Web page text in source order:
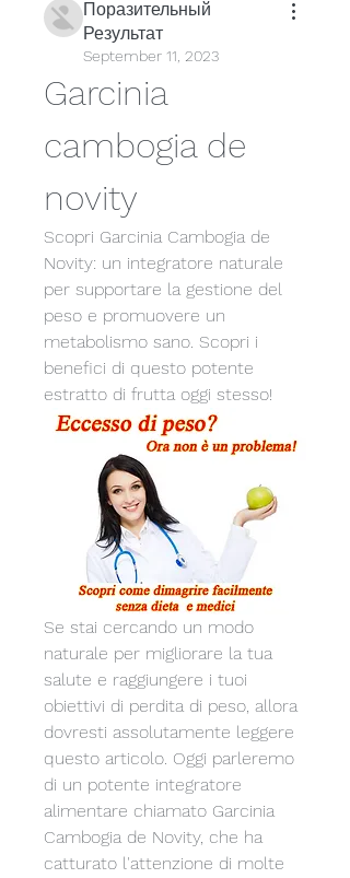
Поразительный
Результат
September 11, 2023
Garcinia
cambogia de
novity
Scopri Garcinia Cambogia de
Novity: un integratore naturale
per supportare la gestione del
peso e promuovere un
metabolismo sano. Scopri i
benefici di questo potente
estratto di frutta oggi stesso!
Se stai cercando un modo
naturale per migliorare la tua
salute e raggiungere i tuoi
obiettivi di perdita di peso, allora
dovresti assolutamente leggere
questo articolo. Oggi parleremo
di un potente integratore
alimentare chiamato Garcinia
Cambogia de Novity, che ha
catturato l'attenzione di molte